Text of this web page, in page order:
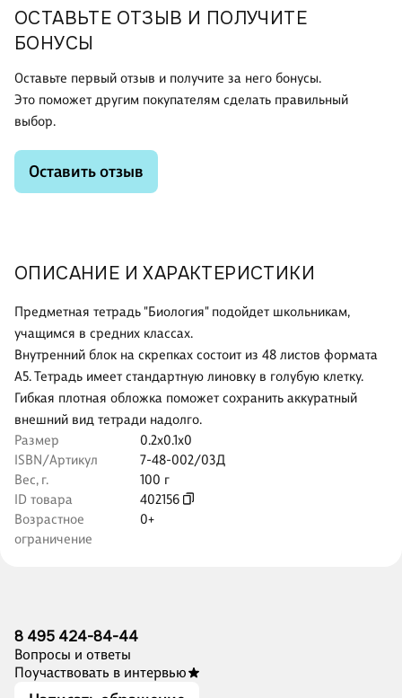
ОПИСАНИЕ И ХАРАКТЕРИСТИКИ
Предметная тетрадь "Биология" подойдет школьникам,
учащимся в средних классах.
Внутренний блок на скрепках состоит из 48 листов формата
А5. Тетрадь имеет стандартную линовку в голубую клетку.
Гибкая плотная обложка поможет сохранить аккуратный
внешний вид тетради надолго.
Размер
0.2x0.1x0
ISBN/Артикул
7-48-002/03Д
Вес, г.
100 г
ID товара
402156
Возрастное
ограничение
0+
ОСТАВЬТЕ ОТЗЫВ И ПОЛУЧИТЕ
БОНУСЫ
Оставьте первый отзыв и получите за него бонусы.
Это поможет другим покупателям сделать правильный
выбор.
Оставить отзыв
8 495 424-84-44
Вопросы и ответы
Поучаствовать в интервью